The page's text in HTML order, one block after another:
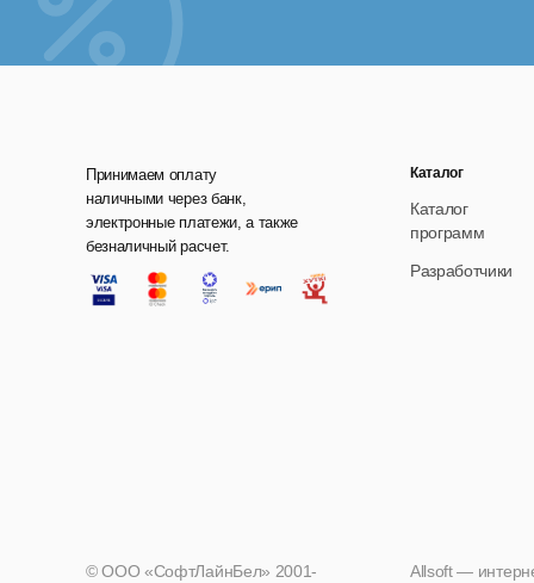
Принимаем оплату
наличными через банк,
электронные платежи, а также
безналичный расчет.
Каталог
Каталог
программ
Разработчики
Allsoft —
© ООО «СофтЛайнБел» 2001-